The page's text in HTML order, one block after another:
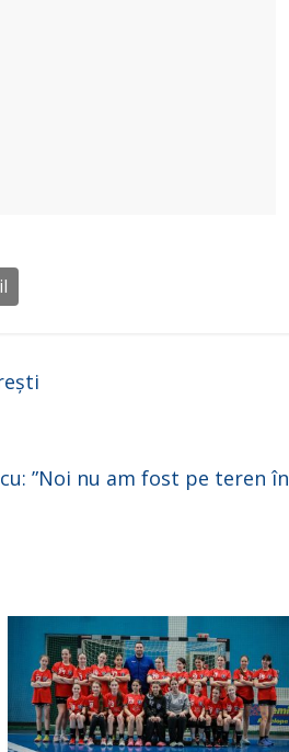
”Noi nu am fost pe teren în